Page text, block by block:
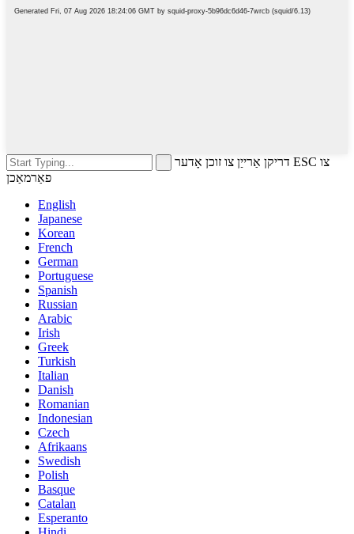
דריקן אַרייַן צו זוכן אָדער ESC צו
פאַרמאַכן
English
Japanese
Korean
French
German
Portuguese
Spanish
Russian
Arabic
Irish
Greek
Turkish
Italian
Danish
Romanian
Indonesian
Czech
Afrikaans
Swedish
Polish
Basque
Catalan
Esperanto